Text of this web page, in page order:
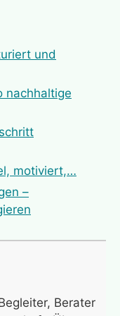
von
etwas
und
nachhaltige
motiviert,…
–
Berater